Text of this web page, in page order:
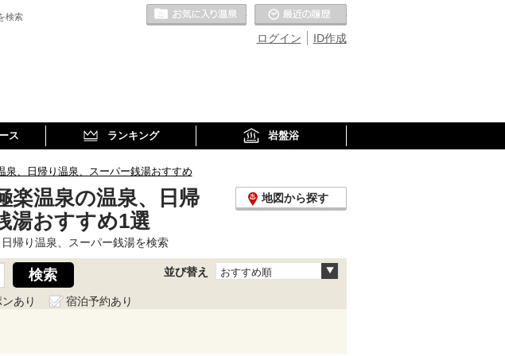
検索
ID作成
ログイン
お気に入りの温泉
ス ランキング 岩盤浴
泉、日帰り温泉、スーパー銭湯おすすめ
楽温泉の温泉、日帰
湯おすすめ1選
地図から探す
帰り温泉、スーパー銭湯を検索
並び替え おすすめ順
あり
宿泊予約あり